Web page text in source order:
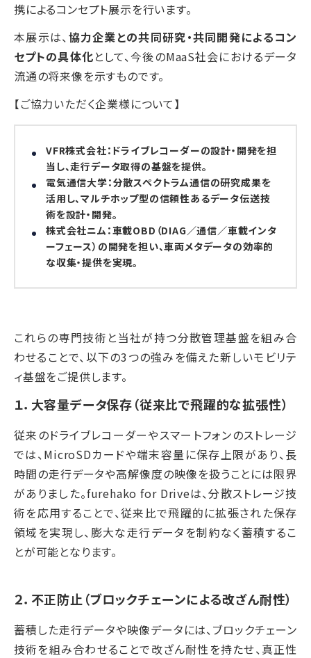
携によるコンセプト展示を行います。
本展示は、協力企業との共同研究・共同開発によるコン
セプトの具体化として、今後のMaaS社会におけるデータ
流通の将来像を示すものです。
【ご協力いただく企業様について】
VFR株式会社：ドライブレコーダーの設計・開発を担
当し、走行データ取得の基盤を提供。
電気通信大学：分散スペクトラム通信の研究成果を
活用し、マルチホップ型の信頼性あるデータ伝送技
術を設計・開発。
株式会社ニム ：車載OBD（DIAG／通信／車載インタ
ーフェース）の開発を担い、車両メタデータの効率的
な収集・提供を実現。
これらの専門技術と当社が持つ分散管理基盤を組み合
わせることで、以下の3つの強みを備えた新しいモビリテ
ィ基盤をご提供します。
１． 大容量データ保存（従来比で飛躍的な拡張性）
従来のドライブレコーダーやスマートフォンのストレージ
では、MicroSDカードや端末容量に保存上限があり、長
時間の走行データや高解像度の映像を扱うことには限界
がありました。furehako for Driveは、分散ストレージ技
術を応用することで、従来比で飛躍的に拡張された保存
領域を実現し、膨大な走行データを制約なく蓄積するこ
とが可能となります。
２． 不正防止 （ブロックチェーンによる改ざん耐性）
蓄積した走行データや映像データには、ブロックチェーン
技術を組み合わせることで改ざん耐性を持たせ、真正性